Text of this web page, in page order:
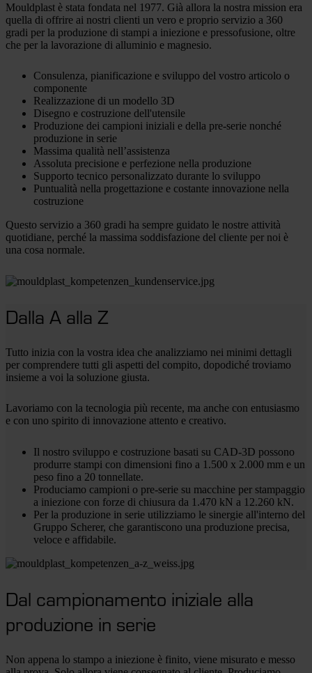
Mouldplast è stata fondata nel 1977. Già allora la nostra mission era
quella di offrire ai nostri clienti un vero e proprio servizio a 360
gradi per la produzione di stampi a iniezione e pressofusione, oltre
che per la lavorazione di alluminio e magnesio.
Consulenza, pianificazione e sviluppo del vostro articolo o
componente
Realizzazione di un modello 3D
Disegno e costruzione dell'utensile
Produzione dei campioni iniziali e della pre-serie nonché
produzione in serie
Massima qualità nell’assistenza
Assoluta precisione e perfezione nella produzione
Supporto tecnico personalizzato durante lo sviluppo
Puntualità nella progettazione e costante innovazione nella
costruzione
Questo servizio a 360 gradi ha sempre guidato le nostre attività
quotidiane, perché la massima soddisfazione del cliente per noi è
una cosa normale.
Dalla A alla Z
Tutto inizia con la vostra idea che analizziamo nei minimi dettagli
per comprendere tutti gli aspetti del compito, dopodiché troviamo
insieme a voi la soluzione giusta.
Lavoriamo con la tecnologia più recente, ma anche con entusiasmo
e con uno spirito di innovazione attento e creativo.
Il nostro sviluppo e costruzione basati su CAD-3D possono
produrre stampi con dimensioni fino a 1.500 x 2.000 mm e un
peso fino a 20 tonnellate.
Produciamo campioni o pre-serie su macchine per stampaggio
a iniezione con forze di chiusura da 1.470 kN a 12.260 kN.
Per la produzione in serie utilizziamo le sinergie all'interno del
Gruppo Scherer, che garantiscono una produzione precisa,
veloce e affidabile.
Dal campionamento iniziale alla
produzione in serie
Non appena lo stampo a iniezione è finito, viene misurato e messo